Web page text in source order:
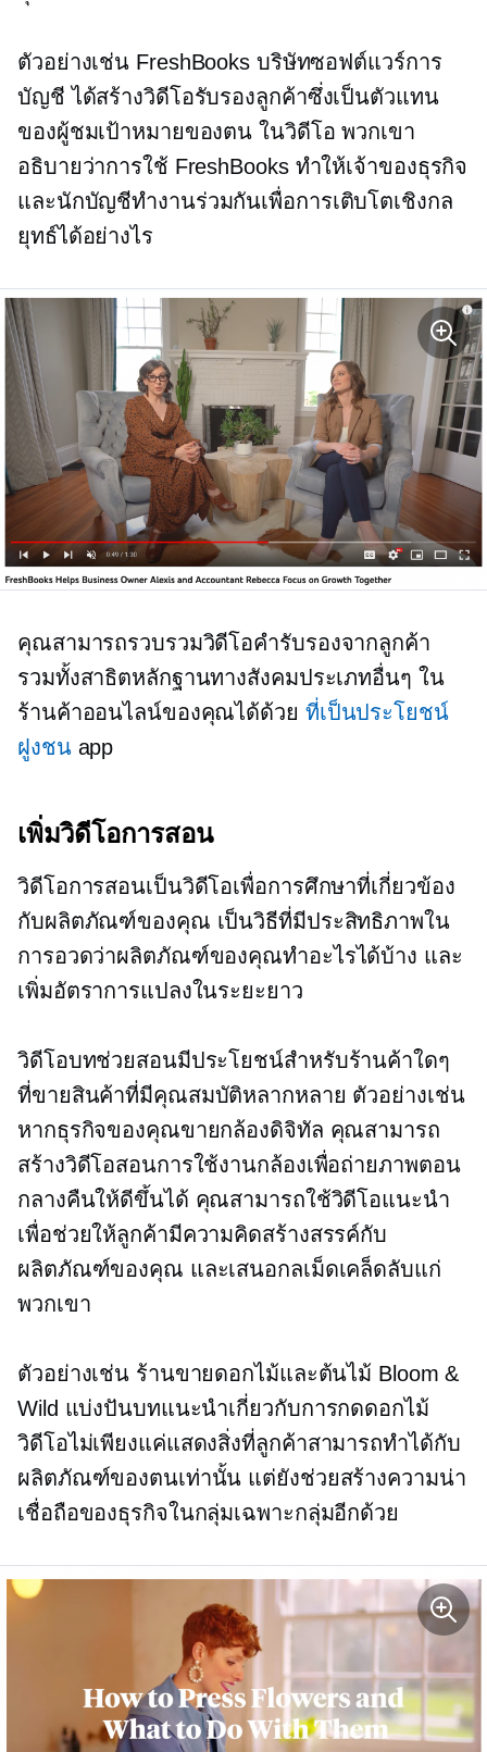
ตัวอย่างเช่น FreshBooks บริษัทซอฟต์แวร์การ
บัญชี ได้สร้างวิดีโอรับรองลูกค้าซึ่งเป็นตัวแทน
ของผู้ชมเป้าหมายของตน ในวิดีโอ พวกเขา
อธิบายว่าการใช้ FreshBooks ทำให้เจ้าของธุรกิจ
และนักบัญชีทำงานร่วมกันเพื่อการเติบโตเชิงกล
ยุทธ์ได้อย่างไร
คุณสามารถรวบรวมวิดีโอคำรับรองจากลูกค้า
รวมทั้งสาธิตหลักฐานทางสังคมประเภทอื่นๆ ใน
ร้านค้าออนไลน์ของคุณได้ด้วย ที่เป็นประโยชน์
ฝูงชนapp
เพิ่มวิดีโอการสอน
วิดีโอการสอนเป็นวิดีโอเพื่อการศึกษาที่เกี่ยวข้อง
กับผลิตภัณฑ์ของคุณ เป็นวิธีที่มีประสิทธิภาพใน
การอวดว่าผลิตภัณฑ์ของคุณทำอะไรได้บ้าง และ
เพิ่มอัตราการแปลงในระยะยาว
วิดีโอบทช่วยสอนมีประโยชน์สำหรับร้านค้าใดๆ
ที่ขายสินค้าที่มีคุณสมบัติหลากหลาย ตัวอย่างเช่น
หากธุรกิจของคุณขายกล้องดิจิทัล คุณสามารถ
สร้างวิดีโอสอนการใช้งานกล้องเพื่อถ่ายภาพตอน
กลางคืนให้ดีขึ้นได้ คุณสามารถใช้วิดีโอแนะนำ
เพื่อช่วยให้ลูกค้ามีความคิดสร้างสรรค์กับ
ผลิตภัณฑ์ของคุณ และเสนอกลเม็ดเคล็ดลับแก่
พวกเขา
ตัวอย่างเช่น ร้านขายดอกไม้และต้นไม้ Bloom &
Wild แบ่งปันบทแนะนำเกี่ยวกับการกดดอกไม้
วิดีโอไม่เพียงแค่แสดงสิ่งที่ลูกค้าสามารถทำได้กับ
ผลิตภัณฑ์ของตนเท่านั้น แต่ยังช่วยสร้างความน่า
เชื่อถือของธุรกิจในกลุ่มเฉพาะกลุ่มอีกด้วย